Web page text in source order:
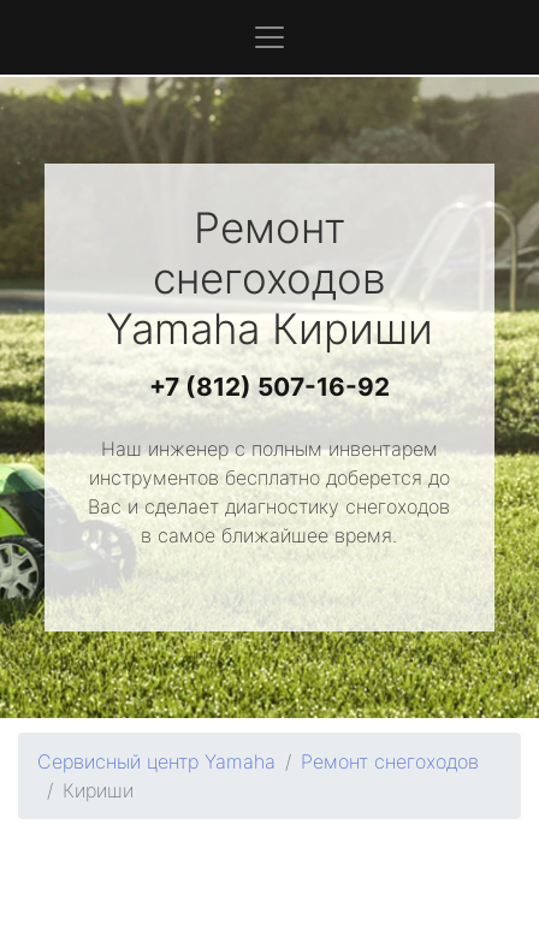
Ремонт
снегоходов
YamahaКириши
+7 (812) 507-16-92
Наш инженер с полным инвентарем
инструментов бесплатно доберется до
Вас и сделает диагностику снегоходов
в самое ближайшее время.
Сервисный центр Yamaha
Ремонт снегоходов
Кириши